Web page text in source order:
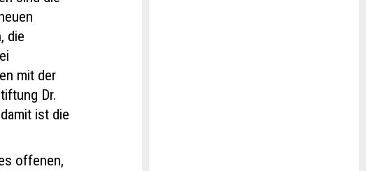
die
mit der
Dr.
ist die
offenen,